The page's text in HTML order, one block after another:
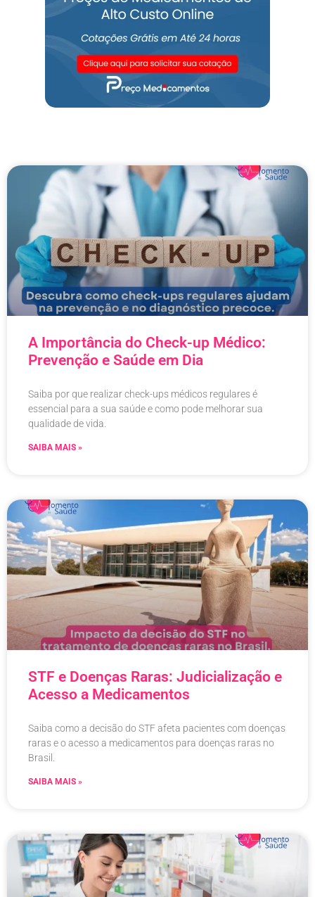
A Importância do Check-up Médico:
Prevenção e Saúde em Dia
Saiba por que realizar check-ups médicos regulares é
essencial para a sua saúde e como pode melhorar sua
qualidade de vida.
SAIBA MAIS »
STF e Doenças Raras: Judicialização e
Acesso a Medicamentos
Saiba como a decisão do STF afeta pacientes com doenças
raras e o acesso a medicamentos para doenças raras no
Brasil.
SAIBA MAIS »